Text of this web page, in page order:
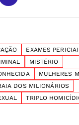
EXAMES
MISTÉRIO
MULHERES
DOS MILIONÁRIOS
TRIPLO